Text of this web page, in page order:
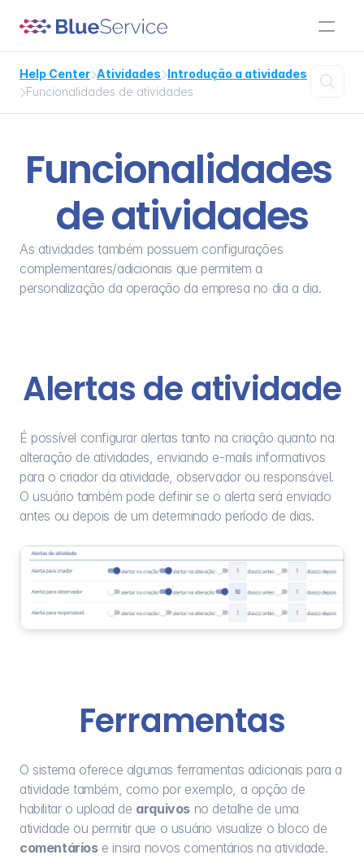
Help CenterAtividadesIntrodução a atividades
Funcionalidades de atividades

Funcionalidades
de atividades
As atividades também possuem configurações
complementares/adicionais que permitem a
personalização da operação da empresa no dia a dia.
Alertas de atividade
É possível configurar alertas tanto na criação quanto na
alteração de atividades, enviando e-mails informativos
para o criador da atividade, observador ou responsável.
O usuário também pode definir se o alerta será enviado
antes ou depois de um determinado período de dias.
Ferramentas
O sistema oferece algumas ferramentas adicionais para a
atividade também, como por exemplo, a opção de
habilitar o upload de arquivos no detalhe de uma
comentários e insira novos comentários na atividade.